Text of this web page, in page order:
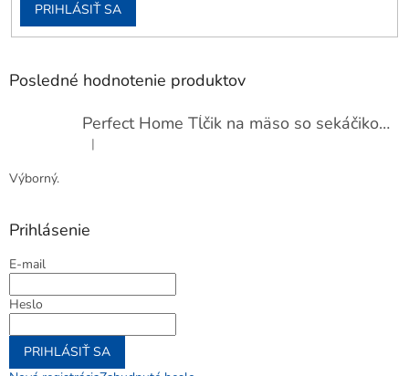
PRIHLÁSIŤ SA
Posledné hodnotenie produktov
Perfect Home Tĺčik na mäso so sekáčikom, 56893
Hodnotenie produktu je 5 z 5 hviezdičiek.
|
Výborný.
Prihlásenie
E-mail
Heslo
PRIHLÁSIŤ SA